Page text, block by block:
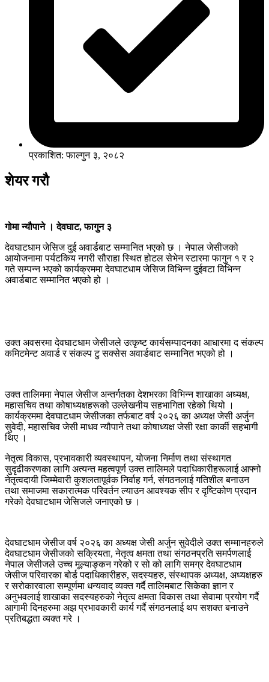
प्रकाशित: फाल्गुन ३, २०८२
शेयर गरौ
गोमा न्यौपाने । देवघाट, फागुन ३
देवघाटधाम जेसिज दुई अवार्डबाट सम्मानित भएको छ । नेपाल जेसीजको
आयोजनामा पर्यटकिय नगरी सौराहा स्थित होटल सेभेन स्टारमा फागुन १ र २
गते सम्पन्न भएको कार्यक्रममा देवघाटधाम जेसिज विभिन्न दुईवटा विभिन्न
अवार्डबाट सम्मानित भएको हो ।
उक्त अवसरमा देवघाटधाम जेसीजले उत्कृष्ट कार्यसम्पादनका आधारमा द संकल्प
कमिटमेन्ट अवार्ड र संकल्प टु सक्सेस अवार्डबाट सम्मानित भएको हो ।
उक्त तालिममा नेपाल जेसीज अन्तर्गतका देशभरका विभिन्न शाखाका अध्यक्ष,
महासचिव तथा कोषाध्यक्षहरूको उल्लेखनीय सहभागिता रहेको थियो ।
कार्यक्रममा देवघाटधाम जेसीजका तर्फबाट वर्ष २०२६ का अध्यक्ष जेसी अर्जुन
सुवेदी, महासचिव जेसी माधव न्यौपाने तथा कोषाध्यक्ष जेसी रक्षा कार्की सहभागी
थिए ।
नेतृत्व विकास, प्रभावकारी व्यवस्थापन, योजना निर्माण तथा संस्थागत
सुदृढीकरणका लागि अत्यन्त महत्वपूर्ण उक्त तालिमले पदाधिकारीहरूलाई आफ्नो
नेतृत्वदायी जिम्मेवारी कुशलतापूर्वक निर्वाह गर्न, संगठनलाई गतिशील बनाउन
तथा समाजमा सकारात्मक परिवर्तन ल्याउन आवश्यक सीप र दृष्टिकोण प्रदान
गरेको देवघाटधाम जेसिजले जनाएको छ ।
देवघाटधाम जेसीज वर्ष २०२६ का अध्यक्ष जेसी अर्जुन सुवेदीले उक्त सम्मानहरुले
देवघाटधाम जेसीजको सक्रियता, नेतृत्व क्षमता तथा संगठनप्रति समर्पणलाई
नेपाल जेसीजले उच्च मूल्याङ्कन गरेको र सो को लागि समग्र देवघाटधाम
जेसीज परिवारका बोर्ड पदाधिकारीहरु, सदस्यहरु, संस्थापक अध्यक्ष, अध्यक्षहरु
र सरोकारवाला सम्पूर्णमा धन्यवाद व्यक्त गर्दै तालिमबाट सिकेका ज्ञान र
अनुभवलाई शाखाका सदस्यहरुको नेतृत्व क्षमता विकास तथा सेवामा प्रयोग गर्दै
आगामी दिनहरुमा अझ प्रभावकारी कार्य गर्दै संगठनलाई थप सशक्त बनाउने
प्रतिबद्धता व्यक्त गरे ।